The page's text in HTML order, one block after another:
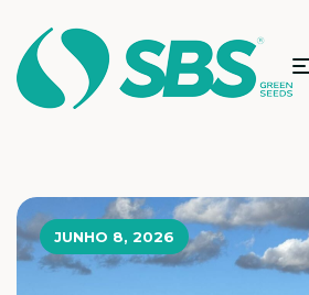
JUNHO 8, 2026